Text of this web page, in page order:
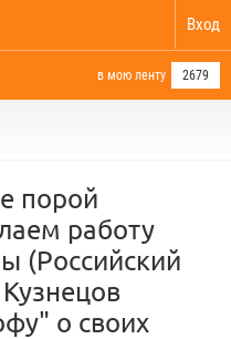
Вход
в мою ленту 2679
порой
работу
(Российский
о своих